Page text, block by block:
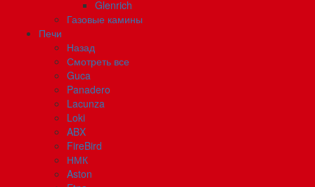
Glenrich
Газовые камины
Печи
Назад
Смотреть все
Guca
Panadero
Lacunza
Loki
ABX
FireBird
НМК
Aston